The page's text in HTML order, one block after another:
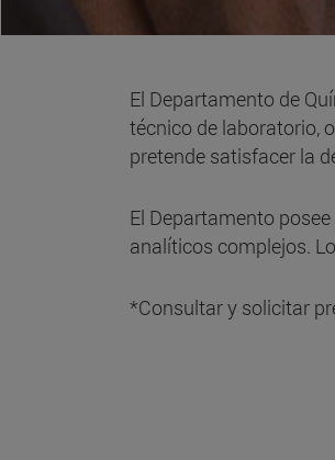
El Departamento de
técnico de laboratorio,
pretende satisfacer la
El Departamento
analíticos complejos.
*Consultar y solicitar